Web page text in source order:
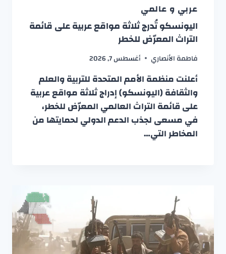
عربي و عالمي
اليونسكو تُدرج ثلاثة مواقع عربية على قائمة
التراث المعرّض للخطر
فاطمة الأنصاري أغسطس 7, 2026
أعلنت منظمة الأمم المتحدة للتربية والعلم
والثقافة (اليونسكو) إدراج ثلاثة مواقع عربية
على قائمة التراث العالمي المعرّض للخطر،
في مسعى لجذب الدعم الدولي لحمايتها من
المخاطر التي…